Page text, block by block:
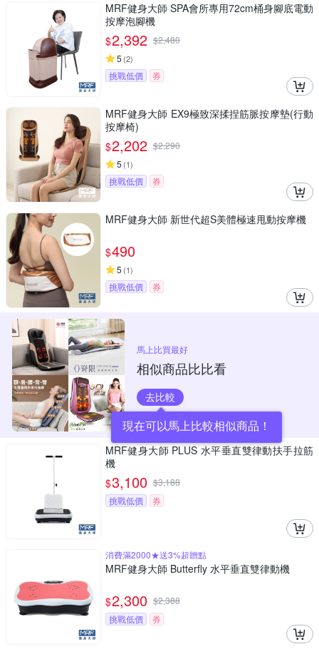
MRF健身大師 SPA會所專用72cm桶身腳底電動
按摩泡腳機
$2,392 $2,480
5 (2)
挑戰低價 券
MRF健身大師 EX9極致深揉捏筋脈按摩墊(行動
按摩椅)
$2,202 $2,290
5 (1)
挑戰低價 券
MRF健身大師 新世代超S美體極速甩動按摩機
$490
5 (1)
挑戰低價 券
馬上比買最好
相似商品比比看
去比較
現在可以馬上比較相似商品！
MRF健身大師 PLUS ⽔平垂直雙律動扶⼿拉筋
機
$3,100 $3,188
挑戰低價
券
消費滿2000★送3%超贈點
MRF健身大師 Butterfly ⽔平垂直雙律動機
$2,300 $2,388
挑戰低價
券